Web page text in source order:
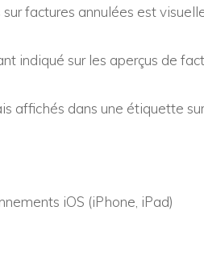
factures annulées est
indiqué sur les aperçus de
affichés dans une étiquette sur
iOS (iPhone, iPad)